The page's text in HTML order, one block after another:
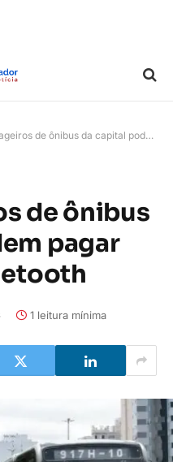
de ônibus da capital podem pagar bilhete via Bluetooth
de ônibus
pagar
1 leitura mínima